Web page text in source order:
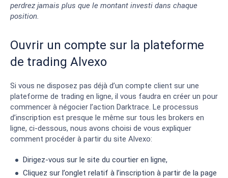
perdrez jamais plus que le montant investi dans chaque
position.
Ouvrir un compte sur la plateforme
de trading Alvexo
Si vous ne disposez pas déjà d’un compte client sur une
plateforme de trading en ligne, il vous faudra en créer un pour
commencer à négocier l’action Darktrace. Le processus
d’inscription est presque le même sur tous les brokers en
ligne, ci-dessous, nous avons choisi de vous expliquer
comment procéder à partir du site Alvexo:
Dirigez-vous sur le site du courtier en ligne,
Cliquez sur l’onglet relatif à l’inscription à partir de la page